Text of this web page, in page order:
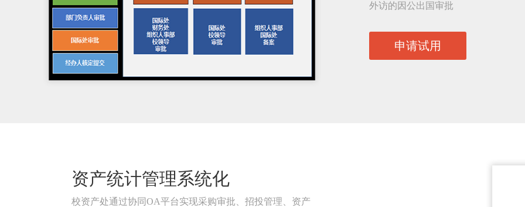
外访的因公出国审批
申请试用
资产统计管理系统化
校资产处通过协同OA平台实现采购审批、招投管理、资产